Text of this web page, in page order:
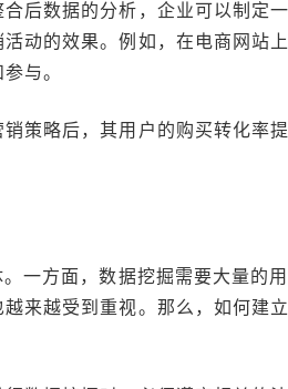
后数据的分析，企业可以制定
动的效果。例如，在电商网站
与。
策略后，其用户的购买转化率
一方面，数据挖掘需要大量的
来越受到重视。那么，如何建